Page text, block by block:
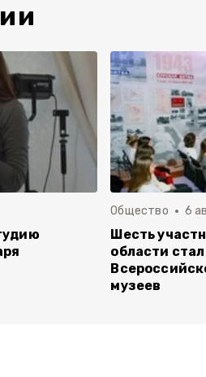
Общество 6
Шесть
области
музеев